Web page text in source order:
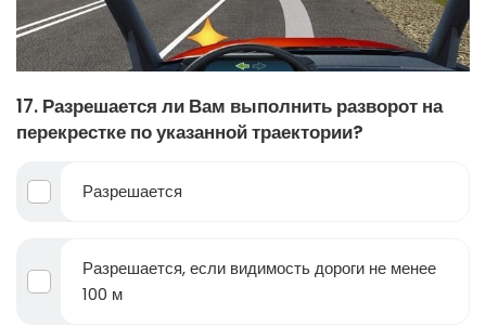
17. Разрешается ли Вам выполнить разворот на
перекрестке по указанной траектории?
Разрешается
Разрешается, если видимость дороги не менее
100 м